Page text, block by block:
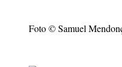
Foto © Samuel